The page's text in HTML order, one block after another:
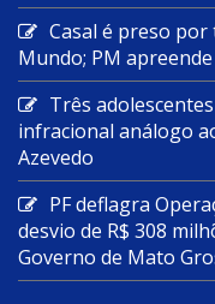
Casal é preso
Mundo; PM
Três
infracional análogo
Azevedo
PF deflagra
desvio de R$ 308
Governo de Mato